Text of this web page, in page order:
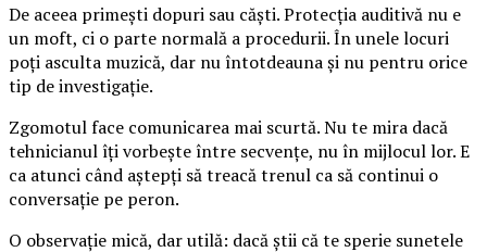
De aceea primești dopuri sau căști. Protecția auditivă nu e
un moft, ci o parte normală a procedurii. În unele locuri
poți asculta muzică, dar nu întotdeauna și nu pentru orice
tip de investigație.
Zgomotul face comunicarea mai scurtă. Nu te mira dacă
tehnicianul îți vorbește între secvențe, nu în mijlocul lor. E
ca atunci când aștepți să treacă trenul ca să continui o
conversație pe peron.
O observație mică, dar utilă: dacă știi că te sperie sunetele